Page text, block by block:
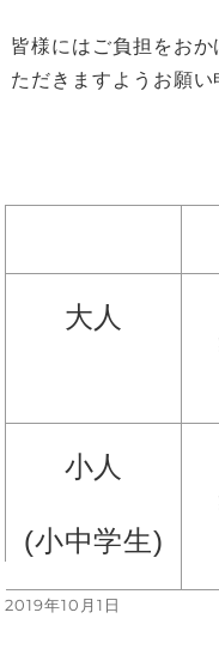
皆様にはご負担をお
ただきますようお願い
大人
小人
(小中学生)
投
2019年10月1日